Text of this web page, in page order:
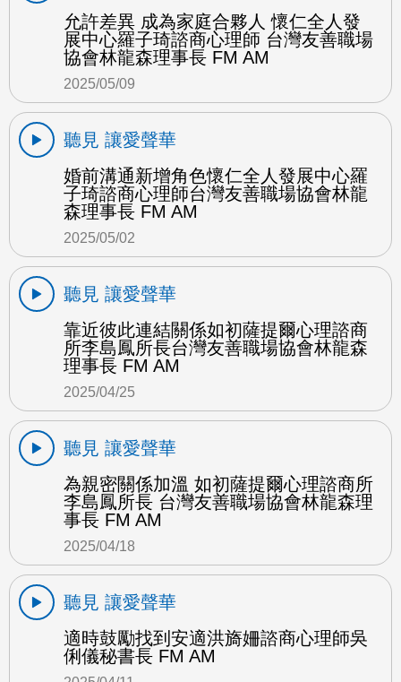
允許差異 成為家庭合夥人 懷仁全人發
展中心羅子琦諮商心理師 台灣友善職場
協會林龍森理事長 FM AM
2025/05/09
聽見 讓愛聲華
婚前溝通新增角色懷仁全人發展中心羅
子琦諮商心理師台灣友善職場協會林龍
森理事長 FM AM
2025/05/02
聽見 讓愛聲華
靠近彼此連結關係如初薩提爾心理諮商
所李島鳳所長台灣友善職場協會林龍森
理事長 FM AM
2025/04/25
聽見 讓愛聲華
為親密關係加溫 如初薩提爾心理諮商所
李島鳳所長 台灣友善職場協會林龍森理
事長 FM AM
2025/04/18
聽見 讓愛聲華
適時鼓勵找到安適洪旖姍諮商心理師吳
俐儀秘書長 FM AM